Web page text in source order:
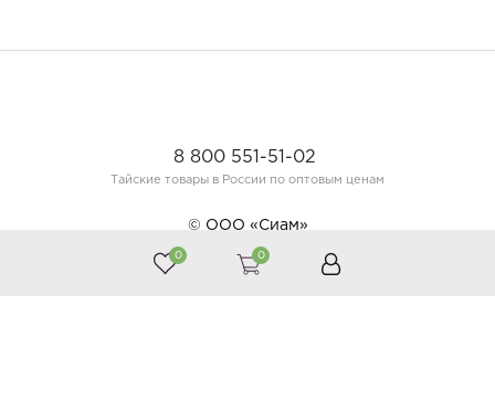
0 0
8 800 551-51-02
Тайские товары в России по оптовым ценам
© ООО «Сиам»